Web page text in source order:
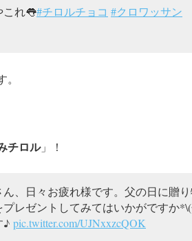
これ👅#チロルチョコ #クロワッサン
チロル」！
、日々お疲れ様です。父の日に贈
レゼントしてみてはいかがですか
♪ pic.twitter.com/UJNxxzcQOK